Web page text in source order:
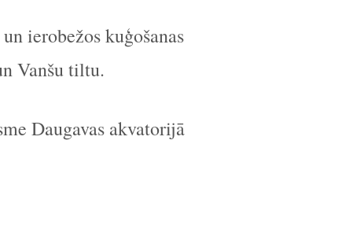
ierobežos kuģošanas
Vanšu tiltu.
Daugavas akvatorijā